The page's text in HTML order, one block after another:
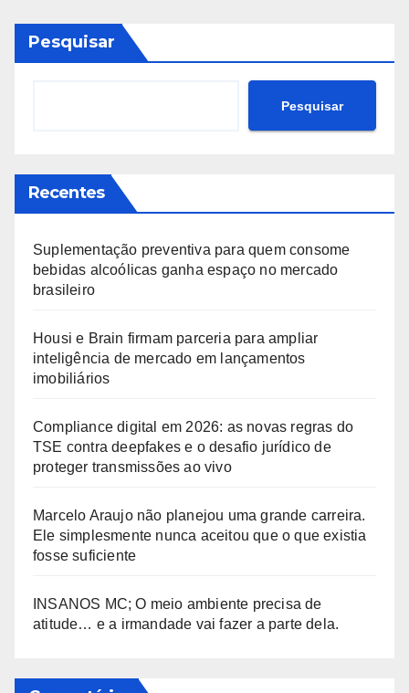
Pesquisar
Pesquisar
Recentes
Suplementação preventiva para quem consome
bebidas alcoólicas ganha espaço no mercado
brasileiro
Housi e Brain firmam parceria para ampliar
inteligência de mercado em lançamentos
imobiliários
Compliance digital em 2026: as novas regras do
TSE contra deepfakes e o desafio jurídico de
proteger transmissões ao vivo
Marcelo Araujo não planejou uma grande carreira.
Ele simplesmente nunca aceitou que o que existia
fosse suficiente
INSANOS MC; O meio ambiente precisa de
atitude… e a irmandade vai fazer a parte dela.